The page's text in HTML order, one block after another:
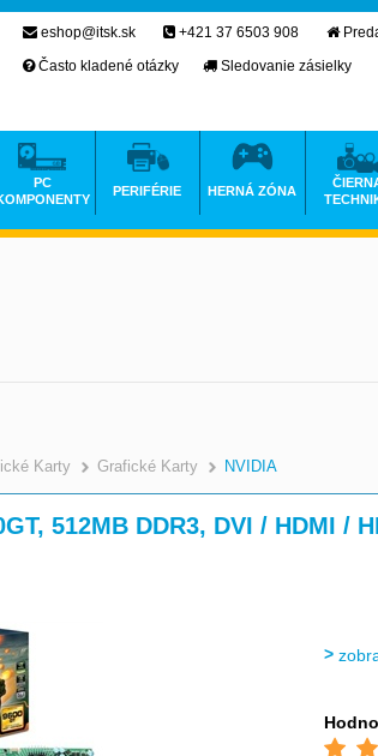
Karty >
Grafické Karty >
NVIDIA
512MB DDR3, DVI / HDMI /
eshop@itsk.sk +421 37 6503 908
Často kladené otázky
Sledovanie zásielky
PC
PERIFÉRIE HERNÁ ZÓNA